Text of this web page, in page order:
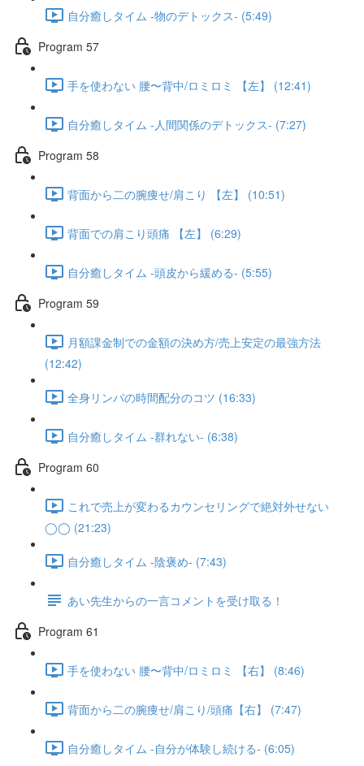
自分癒しタイム -物のデトックス- (5:49)
Program 57
手を使わない 腰〜背中/ロミロミ 【左】 (12:41)
自分癒しタイム -人間関係のデトックス- (7:27)
Program 58
背面から二の腕痩せ/肩こり 【左】 (10:51)
背面での肩こり頭痛 【左】 (6:29)
自分癒しタイム -頭皮から緩める- (5:55)
Program 59
月額課金制での金額の決め方/売上安定の最強方法
(12:42)
全身リンパの時間配分のコツ (16:33)
自分癒しタイム -群れない- (6:38)
Program 60
これで売上が変わるカウンセリングで絶対外せない
◯◯ (21:23)
自分癒しタイム -陰褒め- (7:43)
あい先生からの一言コメントを受け取る！
Program 61
手を使わない 腰〜背中/ロミロミ 【右】 (8:46)
背面から二の腕痩せ/肩こり/頭痛【右】 (7:47)
自分癒しタイム -自分が体験し続ける- (6:05)